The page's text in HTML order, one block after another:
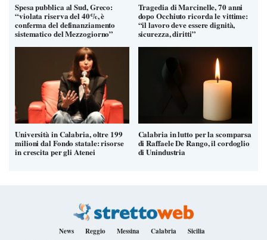
Spesa pubblica al Sud, Greco:
“violata riserva del 40%, è
conferma del definanziamento
sistematico del Mezzogiorno”
Tragedia di Marcinelle, 70 anni
dopo Occhiuto ricorda le vittime:
“il lavoro deve essere dignità,
sicurezza, diritti”
Università in Calabria, oltre 199
milioni dal Fondo statale: risorse
in crescita per gli Atenei
Calabria in lutto per la scomparsa
di Raffaele De Rango, il cordoglio
di Unindustria
News Reggio Messina Calabria
Sicilia